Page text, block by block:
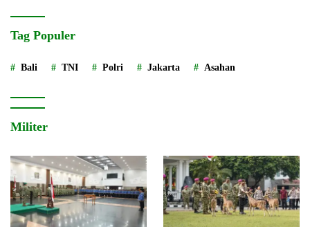
Tag Populer
Bali TNI Polri Jakarta Asahan
Militer